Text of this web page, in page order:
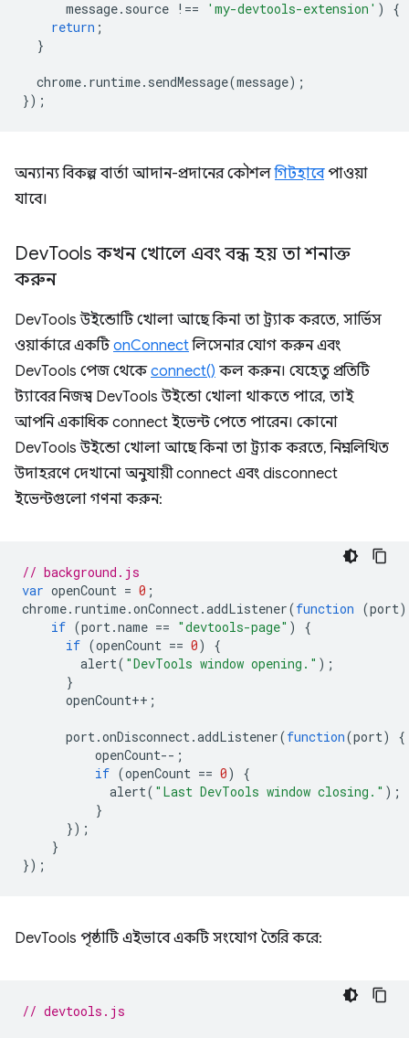
message. source !== 'my-devtools-extension' )
{
return ;
}
chrome. runtime. sendMessage(message);
});
অন্যান্য বিকল্প বার্তা আদান-প্রদানের কৌশলগিটহাবেপাওয়া
যাবে।
DevTools কখন খোলে এবং বন্ধ হয় তা শনাক্ত
করুন
DevTools উইন্ডোটি খোলা আছে কিনা তা ট্র্যাক করতে, সার্ভিস
ওয়ার্কারে একটিonConnectলিসেনার যোগ করুন এবং
DevTools পেজ থেকেconnect() কল করুন। যেহেতু প্রতিটি
ট্যাবের নিজস্ব DevTools উইন্ডো খোলা থাকতে পারে, তাই
আপনি একাধিক connect ইভেন্ট পেতে পারেন। কোনো
DevTools উইন্ডো খোলা আছে কিনা তা ট্র্যাক করতে, নিম্নলিখিত
উদাহরণে দেখানো অনুযায়ী connect এবং disconnect
ইভেন্টগুলো গণনা করুন:
// background.js
var openCount = 0 ;
chrome. runtime.onConnect.addListener(function (port)
if (port.name == "devtools-page" )
{
if (openCount == 0)
{
alert( "DevTools window opening." );
}
openCount++ ;
port.onDisconnect.addListener(function(port)
{
openCount-- ;
if (openCount == 0)
{
alert( "Last DevTools window closing." );
}
});
}
});
DevTools পৃষ্ঠাটি এইভাবে একটি সংযোগ তৈরি করে:
// devtools.js